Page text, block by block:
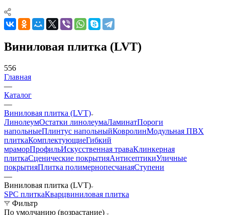
Виниловая плитка (LVT)
556
Главная
—
Каталог
—
Виниловая плитка (LVT)
ЛинолеумОстатки линолеумаЛаминатПороги
напольныеПлинтус напольныйКовролинМодульная ПВХ
плиткаКомплектующиеГибкий
мраморПрофильИскусственная траваКлинкерная
плиткаСценические покрытияАнтисептикиУличные
покрытияПлитка полимернопесчанаяСтупени
—
Виниловая плитка (LVT)
SPC плиткаКварцвиниловая плитка
Фильтр
По умолчанию (возрастание)